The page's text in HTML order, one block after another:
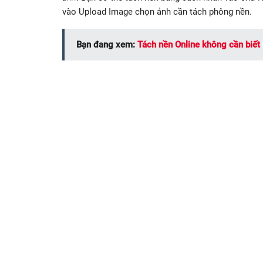
vào Upload Image chọn ảnh cần tách phông nền.
Bạn đang xem: Tách nền Online không cần